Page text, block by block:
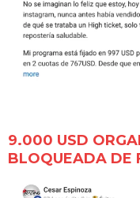
9.000 USD
BLOQUEADA DE